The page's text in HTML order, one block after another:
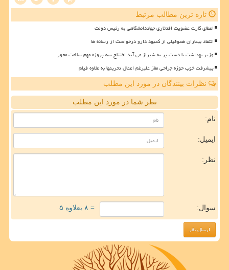
تازه ترین مطالب مرتبط
اعطای کارت عضویت افتخاری جهاددانشگاهی به رئیس دولت
انتقاد بیماران هموفیلی از کمبود دارو درخواست از رسانه ها
وزیر بهداشت با دست پر به شیراز می آید افتتاح سه پروژه مهم سلامت محور
پیشرفت خوب حوزه جراحی مغز علیرغم اعمال تحریمها به علاوه فیلم
نظرات بینندگان در مورد این مطلب
نظر شما در مورد این مطلب
نام:
ایمیل:
نظر:
سوال: = ۸ بعلاوه ۵